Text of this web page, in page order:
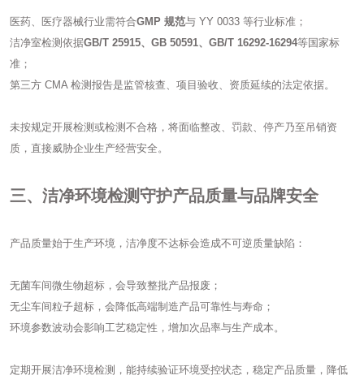
医药、医疗器械行业需符合GMP 规范与 YY 0033 等行业标准；
洁净室检测依据GB/T 25915、GB 50591、GB/T 16292-16294等国家标
准；
第三方 CMA 检测报告是监管核查、项目验收、资质延续的法定依据。
未按规定开展检测或检测不合格，将面临整改、罚款、停产乃至吊销资
质，直接威胁企业生产经营安全。
三、洁净环境检测守护产品质量与品牌安全
产品质量始于生产环境，洁净度不达标会造成不可逆质量缺陷：
无菌车间微生物超标，会导致整批产品报废；
无尘车间粒子超标，会降低高端制造产品可靠性与寿命；
环境参数波动会影响工艺稳定性，增加次品率与生产成本。
定期开展洁净环境检测，能持续验证环境受控状态，稳定产品质量，降低